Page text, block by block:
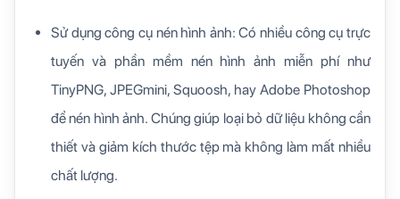
Sử dụng công cụ nén hình ảnh: Có nhiều công cụ trực
tuyến và phần mềm nén hình ảnh miễn phí như
TinyPNG, JPEGmini, Squoosh, hay Adobe Photoshop
để nén hình ảnh. Chúng giúp loại bỏ dữ liệu không cần
thiết và giảm kích thước tệp mà không làm mất nhiều
chất lượng.